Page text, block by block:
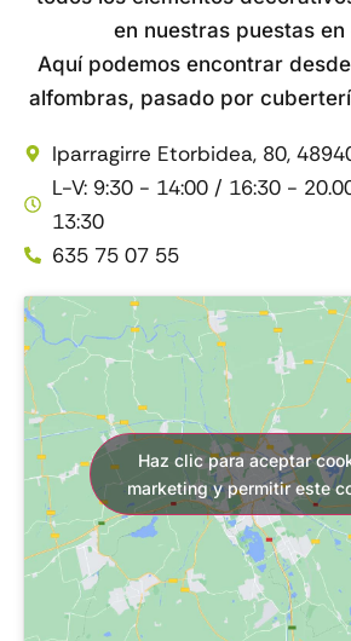
en nuestras puestas en
Aquí podemos encontrar
alfombras, pasado por
Iparragirre Etorbidea, 80,
L-V: 9:30 - 14:00 / 16:30 -
13:30
635 75 07 55
Haz clic para aceptar
marketing y permitir este